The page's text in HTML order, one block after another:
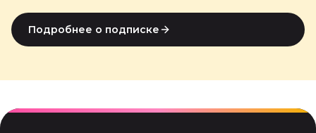
Подробнее о подписке